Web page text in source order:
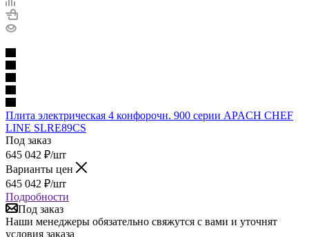
Плита электрическая 4 конфорочн. 900 серии APACH CHEF
LINE SLRE89CS
Под заказ
645 042 ₽/шт
Варианты цен
645 042 ₽/шт
Подробности
Под заказ
Наши менеджеры обязательно свяжутся с вами и уточнят
условия заказа